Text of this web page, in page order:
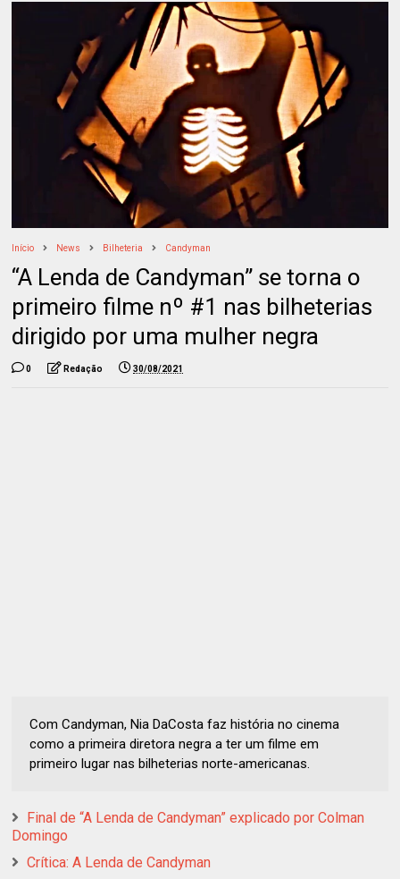
Início News Bilheteria Candyman
“A Lenda de Candyman” se torna o
primeiro filme nº #1 nas bilheterias
dirigido por uma mulher negra
0 Redação 30/08/2021
Com Candyman, Nia DaCosta faz história no cinema
como a primeira diretora negra a ter um filme em
primeiro lugar nas bilheterias norte-americanas.
Final de “A Lenda de Candyman” explicado por Colman
Domingo
Crítica: A Lenda de Candyman